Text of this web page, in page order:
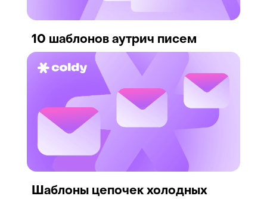
10 шаблонов аутрич писем
Шаблоны цепочек холодных